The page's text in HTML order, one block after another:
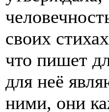
своих
что пишет
для неё
ними, они